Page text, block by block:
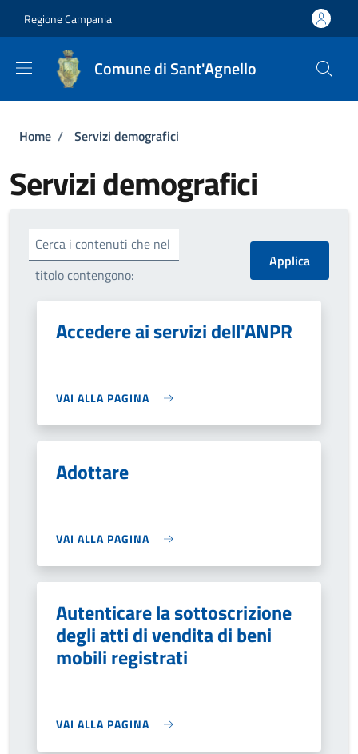
Regione Campania
Comune di Sant'Agnello
Briciole di pane
Home / Servizi demografici
Servizi demografici
Cerca i contenuti che nel
titolo contengono:
Accedere ai servizi dell'ANPR
VAI ALLA PAGINA
Adottare
VAI ALLA PAGINA
Autenticare la sottoscrizione
degli atti di vendita di beni
mobili registrati
VAI ALLA PAGINA